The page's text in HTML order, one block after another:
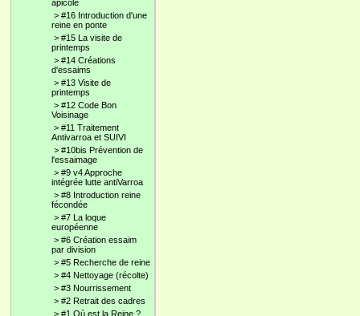
apicole
> #16 Introduction d'une
reine en ponte
> #15 La visite de
printemps
> #14 Créations
d'essaims
> #13 Visite de
printemps
> #12 Code Bon
Voisinage
> #11 Traitement
Antivarroa et SUIVI
> #10bis Prévention de
l'essaimage
> #9 v4 Approche
intégrée lutte antiVarroa
> #8 Introduction reine
fécondée
> #7 La loque
européenne
> #6 Création essaim
par division
> #5 Recherche de reine
> #4 Nettoyage (récolte)
> #3 Nourrissement
> #2 Retrait des cadres
> #1 Où est la Reine ?